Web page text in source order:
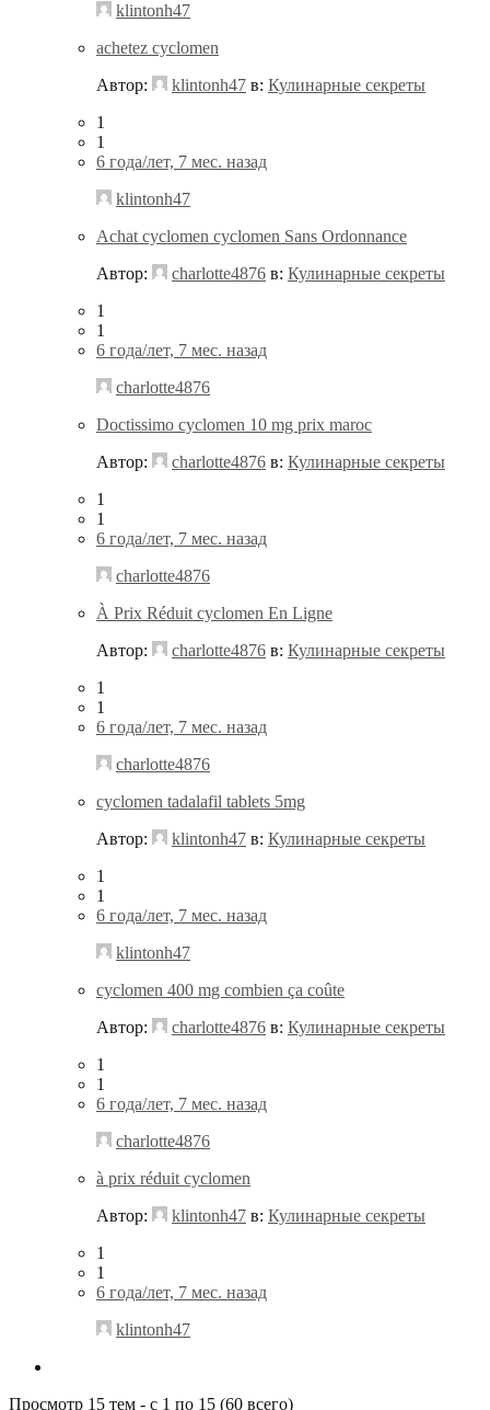
klintonh47
achetez cyclomen
Автор:
klintonh47 в: Кулинарные секреты
1
1
6 года/лет, 7 мес. назад
klintonh47
Achat cyclomen cyclomen Sans Ordonnance
Автор:
charlotte4876 в: Кулинарные секреты
1
1
6 года/лет, 7 мес. назад
charlotte4876
Doctissimo cyclomen 10 mg prix maroc
Автор:
charlotte4876 в: Кулинарные секреты
1
1
6 года/лет, 7 мес. назад
charlotte4876
À Prix Réduit cyclomen En Ligne
Автор:
charlotte4876 в: Кулинарные секреты
1
1
6 года/лет, 7 мес. назад
charlotte4876
cyclomen tadalafil tablets 5mg
Автор:
klintonh47 в: Кулинарные секреты
1
1
6 года/лет, 7 мес. назад
klintonh47
cyclomen 400 mg combien ça coûte
Автор:
charlotte4876 в: Кулинарные секреты
1
1
6 года/лет, 7 мес. назад
charlotte4876
à prix réduit cyclomen
Автор:
klintonh47 в: Кулинарные секреты
1
1
6 года/лет, 7 мес. назад
klintonh47
Просмотр 15 тем - с 1 по 15 (60 всего)